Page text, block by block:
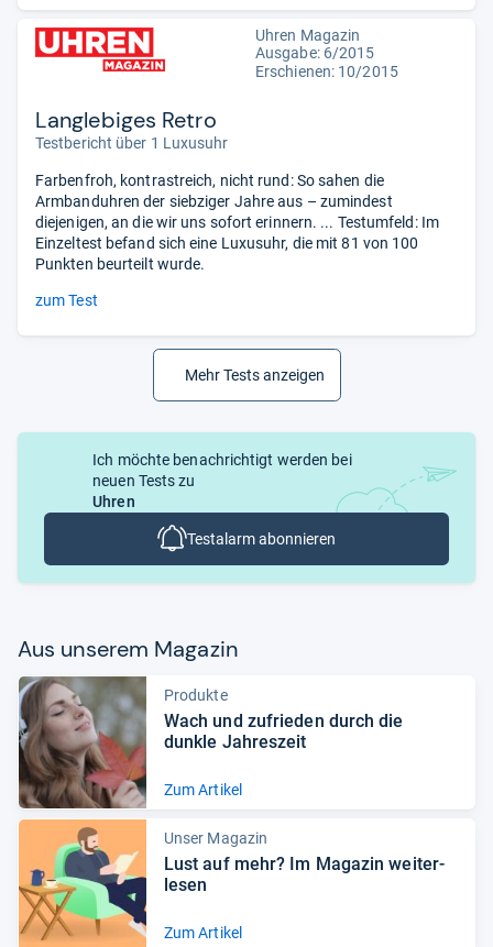
Uhren Magazin
Ausgabe: 6/2015
Erschienen: 10/2015
Langlebiges Retro
Testbericht über 1 Luxusuhr
Farbenfroh, kontrastreich, nicht rund: So sahen die
Armbanduhren der siebziger Jahre aus – zumindest
diejenigen, an die wir uns sofort erinnern. ... Testumfeld: Im
Einzeltest befand sich eine Luxusuhr, die mit 81 von 100
Punkten beurteilt wurde.
zum Test
Mehr Tests anzeigen
Ich möchte benachrichtigt werden bei
neuen Tests zu
Uhren
Testalarm abonnieren
Aus unse­rem Maga­zin
Produkte
Wach und zufrie­den durch die
dunkle Jah­res­zeit
Zum Artikel
Unser Magazin
Lust auf mehr? Im Maga­zin wei­ter­
le­sen
Zum Artikel